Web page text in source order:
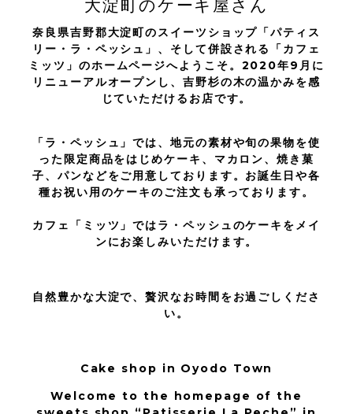
大淀町のケーキ屋さん
奈良県吉野郡大淀町のスイーツショップ「パティス
リー・ラ・ペッシュ」、そして併設される「カフェ
ミッツ」のホームページへようこそ。2020年9月に
リニューアルオープンし、吉野杉の木の温かみを感
じていただけるお店です。
「ラ・ペッシュ」では、地元の素材や旬の果物を使
った限定商品をはじめケーキ、マカロン、焼き菓
子、パンなどをご用意しております。お誕生日や各
種お祝い用のケーキのご注文も承っております。
カフェ「ミッツ」ではラ・ペッシュのケーキをメイ
ンにお楽しみいただけます。
自然豊かな大淀で、贅沢なお時間をお過ごしくださ
い。
Cake shop in Oyodo Town
Welcome to the homepage of the